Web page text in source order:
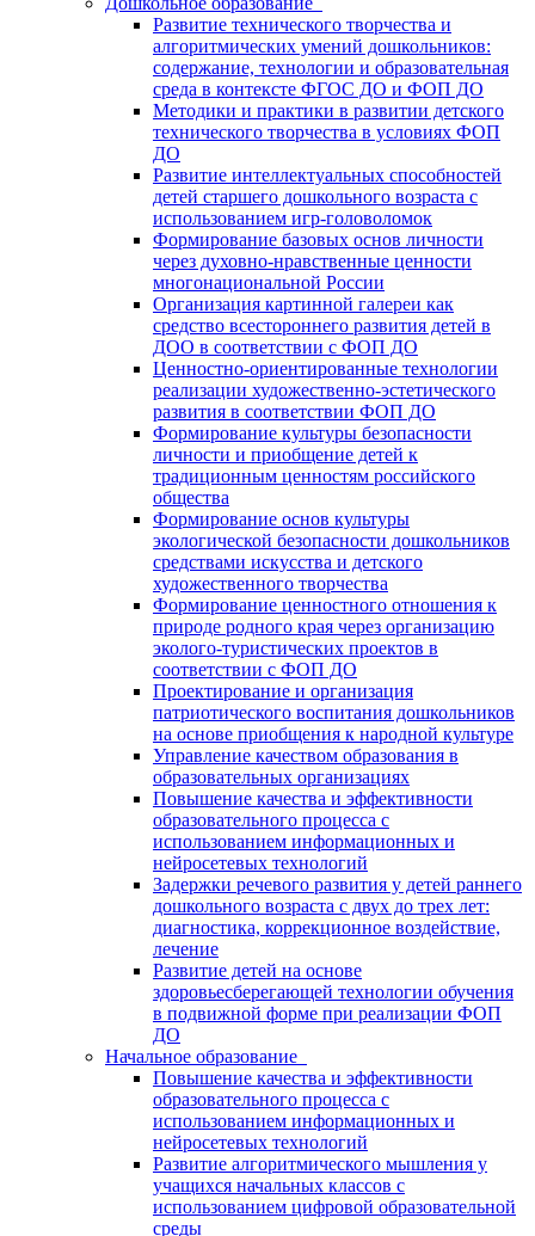
Развитие технического творчества и
алгоритмических умений дошкольников:
содержание, технологии и образовательная
среда в контексте ФГОС ДО и ФОП ДО
Методики и практики в развитии детского
технического творчества в условиях ФОП
ДО
Развитие интеллектуальных способностей
детей старшего дошкольного возраста с
использованием игр-головоломок
Формирование базовых основ личности
через духовно-нравственные ценности
многонациональной России
Организация картинной галереи как
средство всестороннего развития детей в
ДОО в соответствии с ФОП ДО
Ценностно-ориентированные технологии
реализации художественно-эстетического
развития в соответствии ФОП ДО
Формирование культуры безопасности
личности и приобщение детей к
традиционным ценностям российского
общества
Формирование основ культуры
экологической безопасности дошкольников
средствами искусства и детского
художественного творчества
Формирование ценностного отношения к
природе родного края через организацию
эколого-туристических проектов в
соответствии с ФОП ДО
Проектирование и организация
патриотического воспитания дошкольников
на основе приобщения к народной культуре
Управление качеством образования в
образовательных организациях
Повышение качества и эффективности
образовательного процесса с
использованием информационных и
нейросетевых технологий
Задержки речевого развития у детей раннего
дошкольного возраста с двух до трех лет:
диагностика, коррекционное воздействие,
лечение
Развитие детей на основе
здоровьесберегающей технологии обучения
в подвижной форме при реализации ФОП
ДО
Начальное образование
Повышение качества и эффективности
образовательного процесса с
использованием информационных и
нейросетевых технологий
Развитие алгоритмического мышления у
учащихся начальных классов с
использованием цифровой образовательной
среды